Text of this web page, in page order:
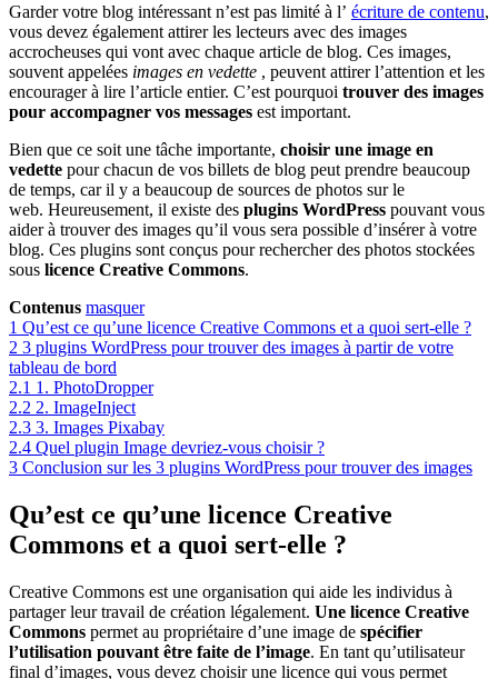
Garder votre blog intéressant n’est pas limité à l’ écriture de contenu,
vous devez également attirer les lecteurs avec des images
accrocheuses qui vont avec chaque article de blog. Ces images,
souvent appelées images en vedette , peuvent attirer l’attention et les
encourager à lire l’article entier. C’est pourquoi trouver des images
pour accompagner vos messages est important.
Bien que ce soit une tâche importante, choisir une image en
vedette pour chacun de vos billets de blog peut prendre beaucoup
de temps, car il y a beaucoup de sources de photos sur le
web. Heureusement, il existe des plugins WordPress pouvant vous
aider à trouver des images qu’il vous sera possible d’insérer à votre
blog. Ces plugins sont conçus pour rechercher des photos stockées
sous licence Creative Commons.
Contenus masquer
1 Qu’est ce qu’une licence Creative Commons et a quoi sert-elle ?
2 3 plugins WordPress pour trouver des images à partir de votre
tableau de bord
2.1 1. PhotoDropper
2.2 2. ImageInject
2.3 3. Images Pixabay
2.4 Quel plugin Image devriez-vous choisir ?
3 Conclusion sur les 3 plugins WordPress pour trouver des images
Qu’est ce qu’une licence Creative
Commons et a quoi sert-elle ?
Creative Commons est une organisation qui aide les individus à
partager leur travail de création légalement. Une licence Creative
Commons permet au propriétaire d’une image de spécifier
l’utilisation pouvant être faite de l’image. En tant qu’utilisateur
final d’images, vous devez choisir une licence qui vous permet